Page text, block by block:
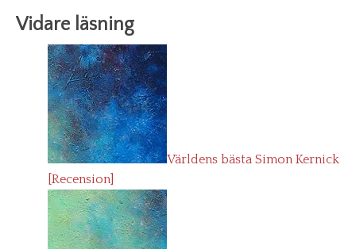
Vidare läsning
Världens bästa Simon Kernick
[Recension]